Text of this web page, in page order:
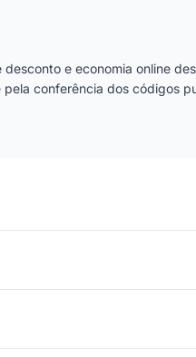
e economia online
conferência dos códigos